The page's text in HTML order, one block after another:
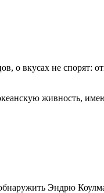
о вкусах не спорят:
живность,
Эндрю